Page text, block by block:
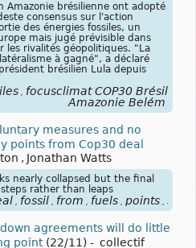
Amazonie brésilienne ont adopté
consensus sur l'action
des énergies fossiles, un
mais jugé prévisible dans
les rivalités géopolitiques. "La
à gagné", a déclaré
brésilien Lula depuis
focusclimat COP30 Brésil
Amazonie Belém
measures and no
points from Cop30 deal
, Jonathan Watts
nearly collapsed but the final
rather than leaps
fossil from fuels points
agreements will do little
point(22/11) - collectif